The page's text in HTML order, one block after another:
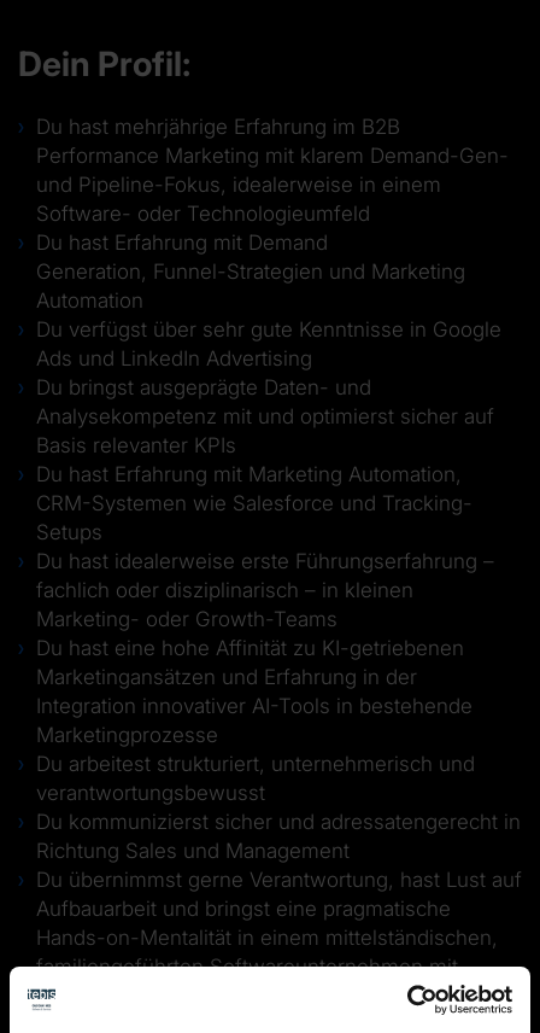
Dein Profil:
Du hast mehrjährige Erfahrung im B2B
Performance Marketing mit klarem Demand-Gen-
und Pipeline-Fokus, idealerweise in einem
Software- oder Technologieumfeld
Du hast Erfahrung mit Demand
Generation, Funnel-Strategien und Marketing
Automation
Du verfügst über sehr gute Kenntnisse in Google
Ads und LinkedIn Advertising
Du bringst ausgeprägte Daten- und
Analysekompetenz mit und optimierst sicher auf
Basis relevanter KPIs
Du hast Erfahrung mit Marketing Automation,
CRM-Systemen wie Salesforce und Tracking-
Setups
Du hast idealerweise erste Führungserfahrung –
fachlich oder disziplinarisch – in kleinen
Marketing- oder Growth-Teams
Du hast eine hohe Affinität zu KI-getriebenen
Marketingansätzen und Erfahrung in der
Integration innovativer AI-Tools in bestehende
Marketingprozesse
Du arbeitest strukturiert, unternehmerisch und
verantwortungsbewusst
Du kommunizierst sicher und adressatengerecht in
Richtung Sales und Management
Du übernimmst gerne Verantwortung, hast Lust auf
Aufbauarbeit und bringst eine pragmatische
Hands-on-Mentalität in einem mittelständischen,
familiengeführten Softwareunternehmen mit
Du verfügst über sehr gute Deutsch- und